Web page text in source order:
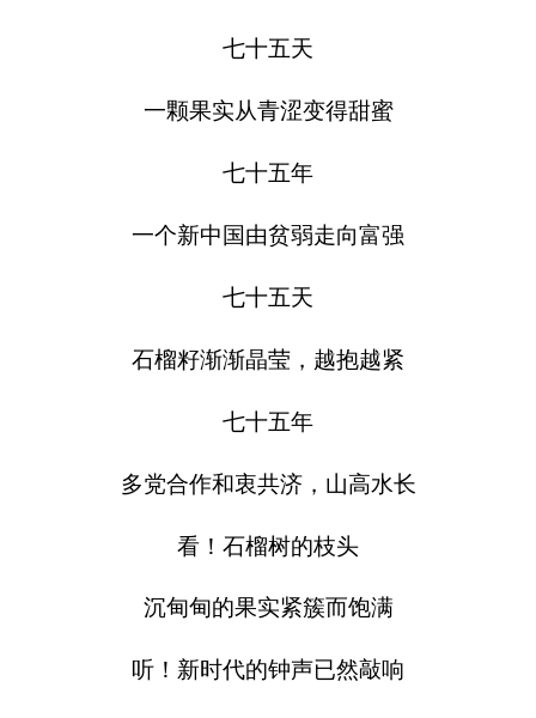
七十五天
一颗果实从青涩变得甜蜜
七十五年
一个新中国由贫弱走向富强
七十五天
石榴籽渐渐晶莹，越抱越紧
七十五年
多党合作和衷共济，山高水长
看！石榴树的枝头
沉甸甸的果实紧簇而饱满
听！新时代的钟声已然敲响